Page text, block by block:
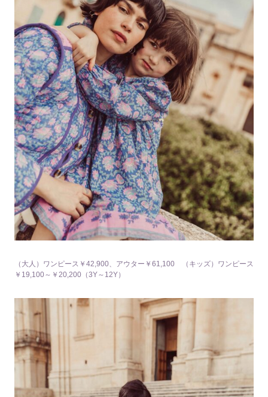
（大人）ワンピース￥42,900、アウター￥61,100 （キッズ）ワンピース
￥19,100～￥20,200（3Y～12Y）